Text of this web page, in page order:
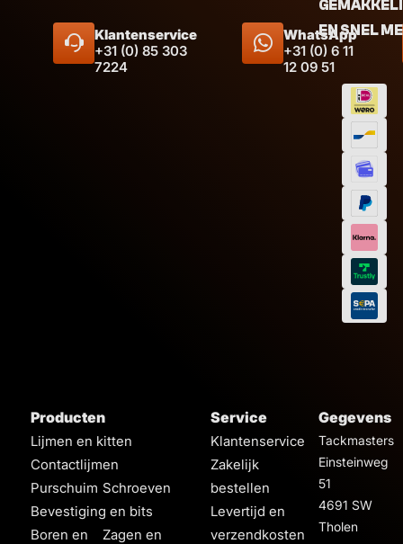
Klantenservice
+31 (0) 85 303
7224
WhatsApp
+31 (0) 6 11
12 09 51
EN SNEL
Producten
Lijmen en kitten
Contactlijmen
Purschuim Schroeven
Bevestiging en bits
Boren en
Zagen en
Service
Klantenservice
Zakelijk
bestellen
Levertijd en
verzendkosten
Gegevens
Tackmasters
Einsteinweg
51
4691 SW
Tholen